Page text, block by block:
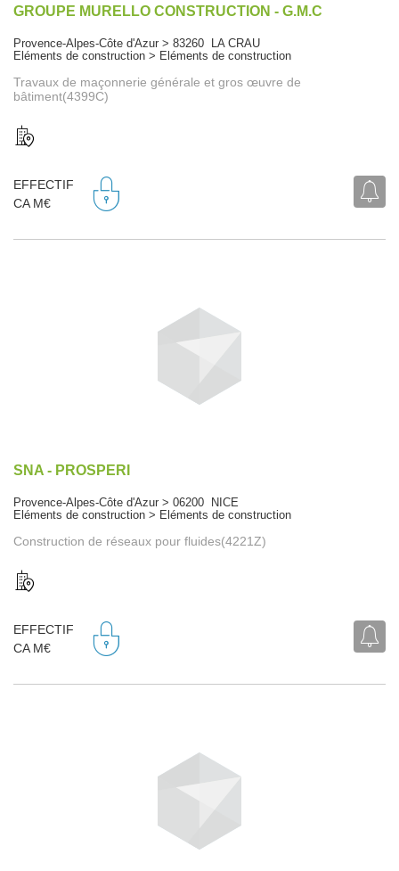
GROUPE MURELLO CONSTRUCTION - G.M.C
Provence-Alpes-Côte d'Azur > 83260 LA CRAU
Eléments de construction > Eléments de construction
Travaux de maçonnerie générale et gros œuvre de
bâtiment(4399C)
EFFECTIF
CA M€
SNA - PROSPERI
Provence-Alpes-Côte d'Azur > 06200 NICE
Eléments de construction > Eléments de construction
Construction de réseaux pour fluides(4221Z)
EFFECTIF
CA M€